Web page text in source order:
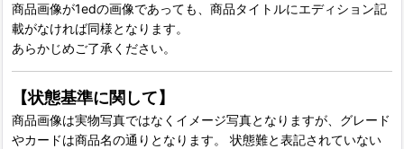
商品画像が1edの画像であっても、商品タイトルにエディション記
載がなければ同様となります。
あらかじめご了承ください。
【状態基準に関して】
商品画像は実物写真ではなくイメージ写真となりますが、グレード
やカードは商品名の通りとなります。 状態難と表記されていない